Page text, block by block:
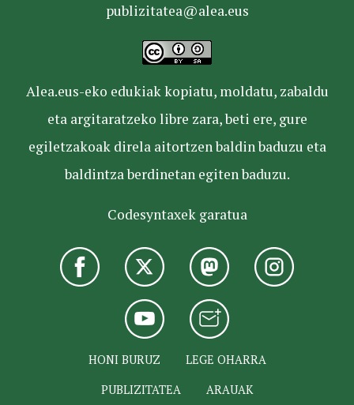
publizitatea@alea.eus
Alea.eus-eko edukiak kopiatu, moldatu, zabaldu
eta argitaratzeko libre zara, beti ere, gure
egiletzakoak direla aitortzen baldin baduzu eta
baldintza berdinetan egiten baduzu.
Codesyntaxek garatua
HONI BURUZ
LEGE OHARRA
PUBLIZITATEA
ARAUAK